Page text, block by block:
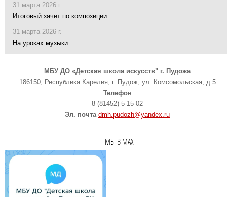
31 марта 2026 г.
Итоговый зачет по композиции
31 марта 2026 г.
На уроках музыки
МБУ ДО «Детская школа искусств" г. Пудожа
186150, Республика Карелия, г. Пудож, ул. Комсомольская, д.5
Телефон
8 (81452) 5-15-02
Эл. почта dmh.pudozh@yandex.ru
МЫ В MAX